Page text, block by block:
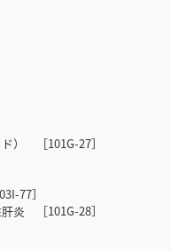
） ［101G-27］
77］
炎 ［101G-28］